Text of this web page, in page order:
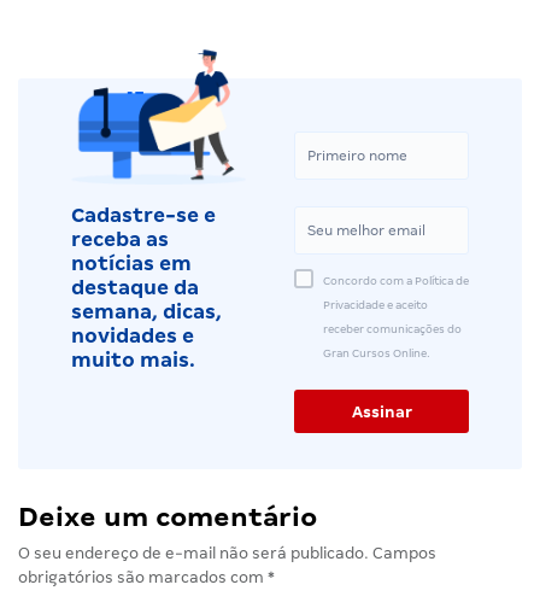
Cadastre-se e
receba as
notícias em
destaque da
semana, dicas,
novidades e
muito mais.
Concordo com a Política de
Privacidade e aceito
receber comunicações do
Gran Cursos Online.
Deixe um comentário
O seu endereço de e-mail não será publicado. Campos
obrigatórios são marcados com *